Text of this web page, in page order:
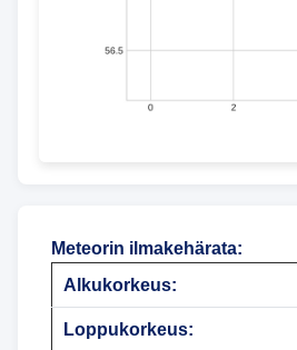
Meteorin ilmakehärata:
Alkukorkeus:
Loppukorkeus: